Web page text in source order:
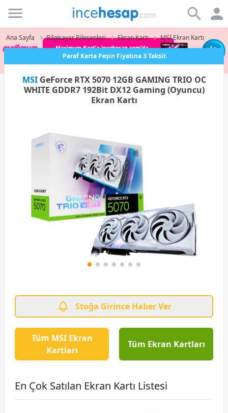
Incehesap
Ana Sayfa Bilgisayar Bileşenleri Ekran Kartı MSI Ekran Kartı
Paraf Karta Peşin Fiyatına 3 Taksit
MSIGeForce RTX 5070 12GB GAMING TRIO OC
WHITE GDDR7 192Bit DX12 Gaming (Oyuncu)
Ekran Kartı
Stoğa Girince Haber Ver
Tüm MSI Ekran
Kartları
Tüm Ekran Kartları
En Çok Satılan Ekran Kartı Listesi